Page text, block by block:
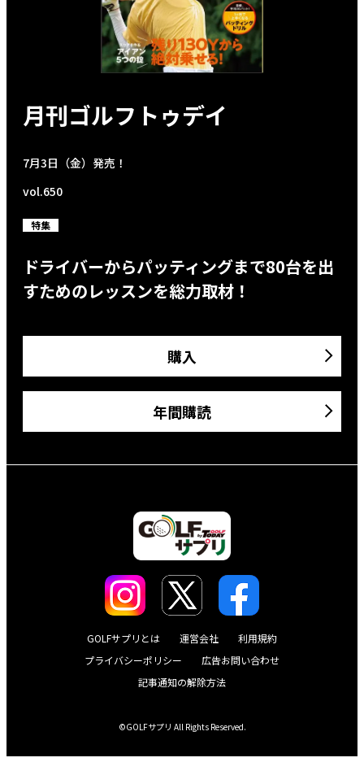
月刊ゴルフトゥデイ
7月3日（金）発売！
vol.650
特集
ドライバーからパッティングまで80台を出
すためのレッスンを総力取材！
購入
年間購読
GOLFサプリとは 運営会社
利用規約
プライバシーポリシー
広告お問い合わせ
記事通知の解除方法
©GOLFサプリ All Rights Reserved.